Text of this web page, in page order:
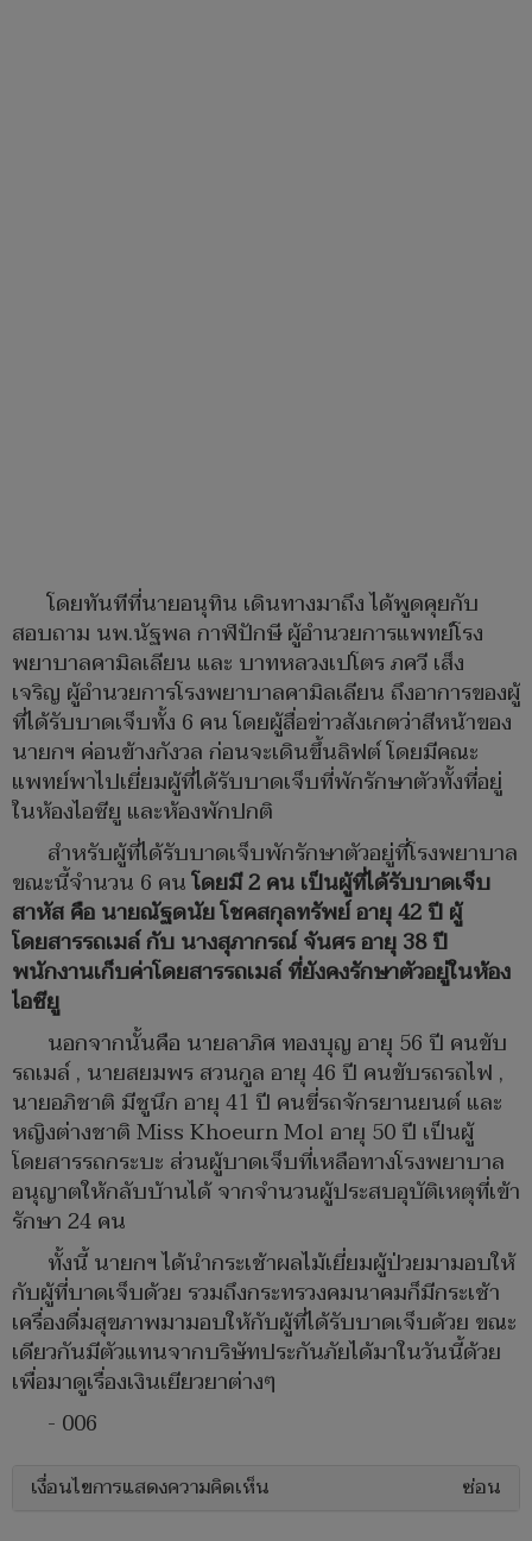
โดยทันทีที่นายอนุทิน เดินทางมาถึง ได้พูดคุยกับ
สอบถาม นพ.นัฐพล กาฬปักษี ผู้อำนวยการแพทย์โรง
พยาบาลคามิลเลียน และ บาทหลวงเปโตร ภควี เส็ง
เจริญ ผู้อำนวยการโรงพยาบาลคามิลเลียนถึงอาการของผู้
ที่ได้รับบาดเจ็บทั้ง 6 คน โดยผู้สื่อข่าวสังเกตว่าสีหน้าของ
นายกฯ ค่อนข้างกังวล ก่อนจะเดินขึ้นลิฟต์ โดยมีคณะ
แพทย์พาไปเยี่ยมผู้ที่ได้รับบาดเจ็บที่พักรักษาตัวทั้งที่อยู่
ในห้องไอซียู และห้องพักปกติ
สำหรับผู้ที่ได้รับบาดเจ็บพักรักษาตัวอยู่ที่โรงพยาบาล
ขณะนี้จำนวน 6 คนโดยมี 2 คน เป็นผู้ที่ได้รับบาดเจ็บ
สาหัส คือ นายณัฐดนัย โชคสกุลทรัพย์ อายุ 42 ปี ผู้
โดยสารรถเมล์ กับ นางสุภากรณ์ จันศร อายุ 38 ปี
พนักงานเก็บค่าโดยสารรถเมล์ ที่ยังคงรักษาตัวอยู่ในห้อง
ไอซียู
นอกจากนั้นคือ นายลาภิศ ทองบุญ อายุ 56 ปี คนขับ
รถเมล์ , นายสยมพร สวนกูล อายุ 46 ปี คนขับรถรถไฟ ,
นายอภิชาติ มีชูนึก อายุ 41 ปี คนขี่รถจักรยานยนต์ และ
หญิงต่างชาติ Miss Khoeurn Mol อายุ 50 ปี เป็นผู้
โดยสารรถกระบะ ส่วนผู้บาดเจ็บที่เหลือทางโรงพยาบาล
อนุญาตให้กลับบ้านได้ จากจำนวนผู้ประสบอุบัติเหตุที่เข้า
รักษา 24 คน
ทั้งนี้ นายกฯ ได้นำกระเช้าผลไม้เยี่ยมผู้ป่วยมามอบให้
กับผู้ที่บาดเจ็บด้วย รวมถึงกระทรวงคมนาคมก็มีกระเช้า
เครื่องดื่มสุขภาพมามอบให้กับผู้ที่ได้รับบาดเจ็บด้วย ขณะ
เดียวกันมีตัวแทนจากบริษัทประกันภัยได้มาในวันนี้ด้วย
เพื่อมาดูเรื่องเงินเยียวยาต่างๆ
- 006
เงื่อนไขการแสดงความคิดเห็น ซ่อน